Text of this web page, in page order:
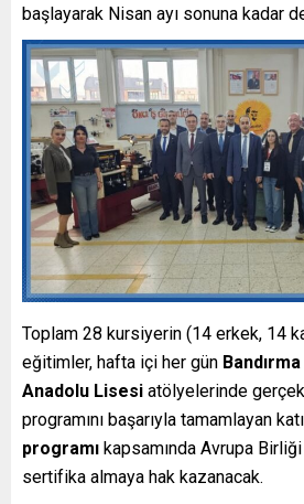
başlayarak Nisan ayı sonuna kadar
Toplam 28 kursiyerin (14 erkek, 14
eğitimler, hafta içi her gün
Anadolu Lisesi atölyelerinde
programını başarıyla tamamlayan
programı kapsamında Avrupa
sertifika almaya hak kazanacak.